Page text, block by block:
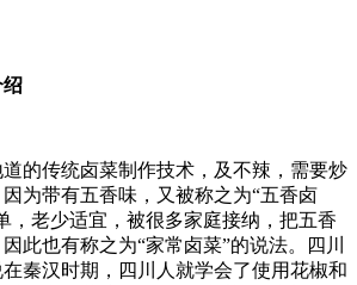
绍
的传统卤菜制作技术，及不辣，需要炒
为带有五香味，又被称之为“五香卤
，老少适宜，被很多家庭接纳，把五香
此也有称之为“家常卤菜”的说法。四川
秦汉时期，四川人就学会了使用花椒和